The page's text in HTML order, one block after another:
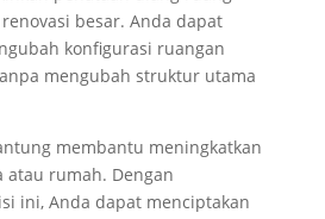
besar. Anda dapat
konfigurasi ruangan
mengubah struktur utama
membantu meningkatkan
atau rumah. Dengan
ini, Anda dapat menciptakan